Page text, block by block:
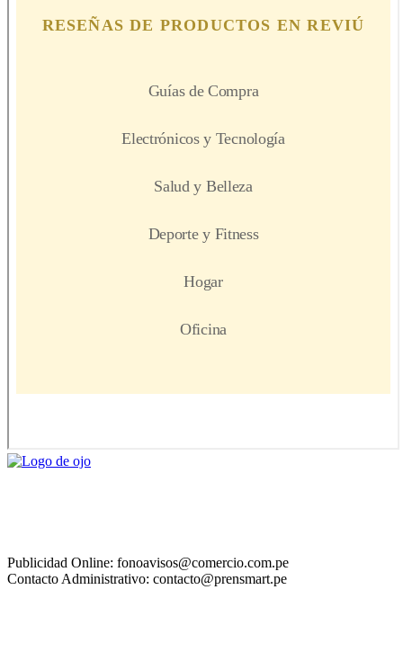
Publicidad Online: fonoavisos@comercio.com.pe
Contacto Administrativo: contacto@prensmart.pe